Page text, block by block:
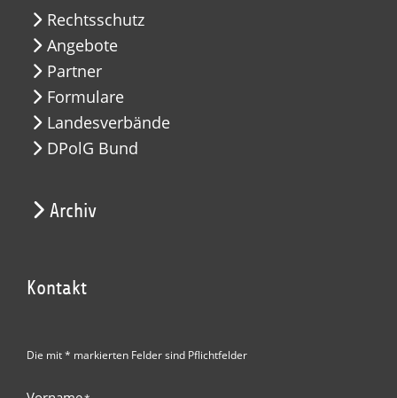
Rechtsschutz
Angebote
Partner
Formulare
Landesverbände
DPolG Bund
Archiv
Kontakt
Die mit * markierten Felder sind Pflichtfelder